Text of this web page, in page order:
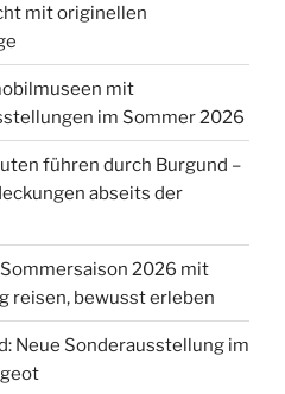
mit originellen
mit
im Sommer 2026
führen durch Burgund –
abseits der
2026 mit
reisen, bewusst erleben
Neue Sonderausstellung im